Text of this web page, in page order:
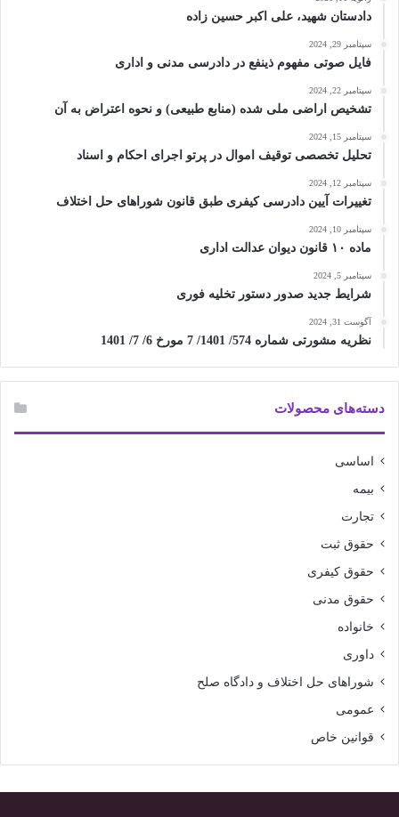
دادستان شهید، علی اکبر حسین زاده
سپتامبر 29, 2024
فایل صوتی مفهوم ذینفع در دادرسی مدنی و اداری
سپتامبر 22, 2024
تشخیص اراضی ملی شده (منابع طبیعی) و نحوه اعتراض به آن
سپتامبر 15, 2024
تحلیل تخصصی توقیف اموال در پرتو اجرای احکام و اسناد
سپتامبر 12, 2024
تغییرات آیین دادرسی کیفری طبق قانون شوراهای حل اختلاف
سپتامبر 10, 2024
ماده ۱۰ قانون دیوان عدالت اداری
سپتامبر 5, 2024
شرایط جدید صدور دستور تخلیه فوری
آگوست 31, 2024
نظریه مشورتی شماره 574/ 1401/ 7 مورخ 6/ 7/ 1401
دسته‌های محصولات
اساسی
بیمه
تجارت
حقوق ثبت
حقوق کیفری
حقوق مدنی
خانواده
داوری
شوراهای حل اختلاف و دادگاه صلح
عمومی
قوانین خاص